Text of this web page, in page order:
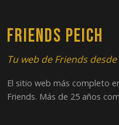
FRIENDS PEICH
Tu web de Friends desde
El sitio web más completo
Friends. Más de 25 años